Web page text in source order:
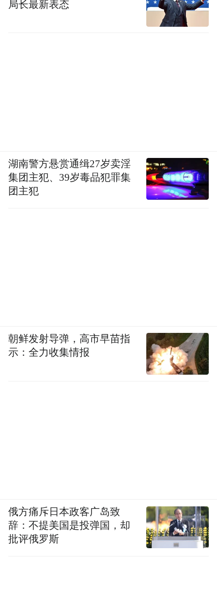
局长最新表态
湖南警方悬赏通缉27岁卖淫
集团主犯、39岁毒品犯罪集
团主犯
朝鲜发射导弹，高市早苗指
示：全力收集情报
俄方痛斥日本政客广岛致
辞：不提美国是投弹国，却
批评俄罗斯